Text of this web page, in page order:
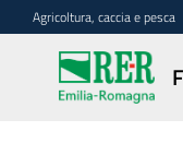
Vai al contenuto
Vai alla navigazione
Vai al footer
Agricoltura, caccia e pesca